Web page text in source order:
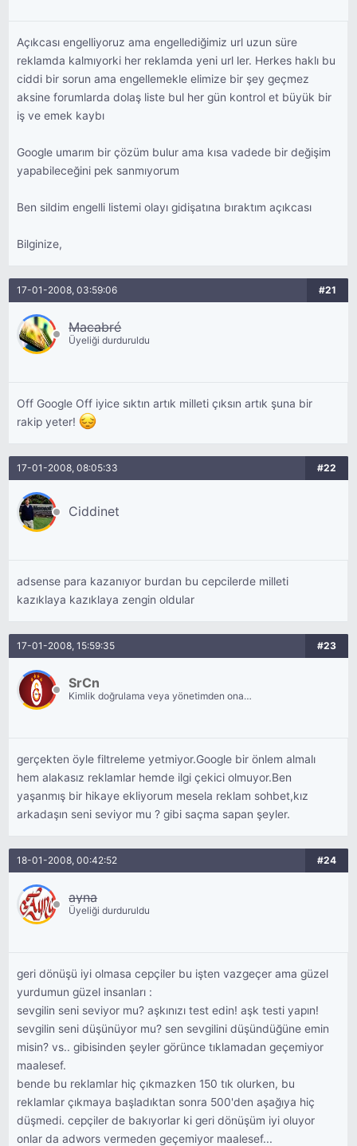
Açıkcası engelliyoruz ama engellediğimiz url uzun süre
reklamda kalmıyorki her reklamda yeni url ler. Herkes haklı bu
ciddi bir sorun ama engellemekle elimize bir şey geçmez
aksine forumlarda dolaş liste bul her gün kontrol et büyük bir
iş ve emek kaybı
Google umarım bir çözüm bulur ama kısa vadede bir değişim
yapabileceğini pek sanmıyorum
Ben sildim engelli listemi olayı gidişatına bıraktım açıkcası
Bilginize,
17-01-2008, 03:59:06 #21
Macabré
Üyeliği durduruldu
Off Google Off iyice sıktın artık milleti çıksın artık şuna bir
rakip yeter!
17-01-2008, 08:05:33 #22
Ciddinet
adsense para kazanıyor burdan bu cepcilerde milleti
kazıklaya kazıklaya zengin oldular
17-01-2008, 15:59:35 #23
SrCn
Kimlik doğrulama veya yönetimden onay
gerçekten öyle filtreleme yetmiyor.Google bir önlem almalı
hem alakasız reklamlar hemde ilgi çekici olmuyor.Ben
yaşanmış bir hikaye ekliyorum mesela reklam sohbet,kız
arkadaşın seni seviyor mu ? gibi saçma sapan şeyler.
18-01-2008, 00:42:52 #24
ayna
Üyeliği durduruldu
geri dönüşü iyi olmasa cepçiler bu işten vazgeçer ama güzel
yurdumun güzel insanları :
sevgilin seni seviyor mu? aşkınızı test edin! aşk testi yapın!
sevgilin seni düşünüyor mu? sen sevgilini düşündüğüne emin
misin? vs.. gibisinden şeyler görünce tıklamadan geçemiyor
maalesef.
bende bu reklamlar hiç çıkmazken 150 tık olurken, bu
reklamlar çıkmaya başladıktan sonra 500'den aşağıya hiç
düşmedi. cepçiler de bakıyorlar ki geri dönüşüm iyi oluyor
onlar da adwors vermeden geçemiyor maalesef...